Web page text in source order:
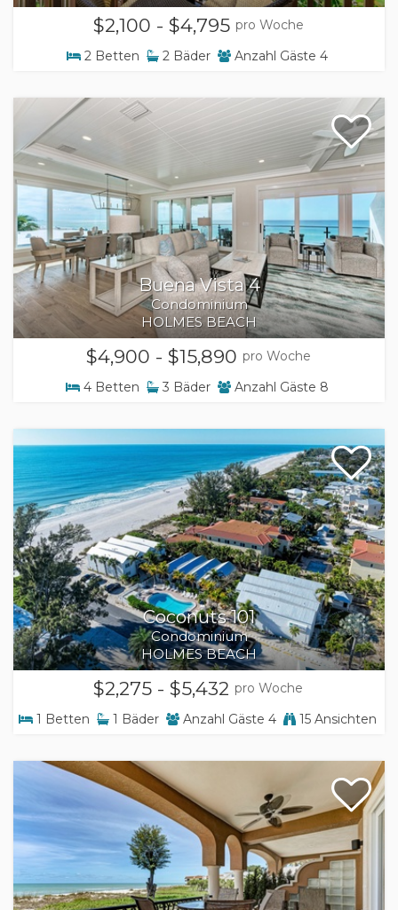
$2,100 - $4,795 pro Woche
2 Betten 2 Bäder Anzahl Gäste 4
Buena Vista 4
Condominium
HOLMES BEACH
$4,900 - $15,890 pro Woche
4 Betten 3 Bäder Anzahl Gäste 8
Coconuts 101
Condominium
HOLMES BEACH
$2,275 - $5,432 pro Woche
1 Betten 1 Bäder Anzahl Gäste 4 15 Ansichten